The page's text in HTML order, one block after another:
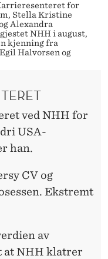
for
Stella Kristine
Alexandra
NHH i august,
kjenning fra
Halvorsen og
ved NHH for
USA-
han.
CV og
Ekstremt
av
at NHH klatrer